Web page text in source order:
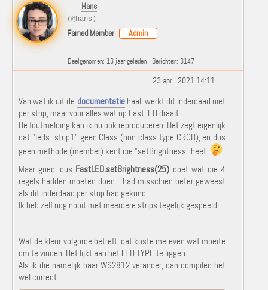
Hans
(@hans)
Famed Member Admin
Deelgenomen: 13 jaar geleden Berichten: 3147
23 april 2021 14:11
Van wat ik uit de documentatiehaal, werkt dit inderdaad niet
per strip, maar voor alles wat op FastLED draait.
De foutmelding kan ik nu ook reproduceren. Het zegt eigenlijk
dat "leds_strip1" geen Class (non-class type CRGB), en dus
geen methode (member) kent die "setBrightness" heet.
Maar goed, dus FastLED.setBrightness(25) doet wat die 4
regels hadden moeten doen - had misschien beter geweest
als dit inderdaad per strip had gekund.
Ik heb zelf nog nooit met meerdere strips tegelijk gespeeld.
Wat de kleur volgorde betreft; dat koste me even wat moeite
om te vinden. Het lijkt aan het LED TYPE te liggen.
Als ik die namelijk baar WS2812 verander, dan compiled het
wel correct